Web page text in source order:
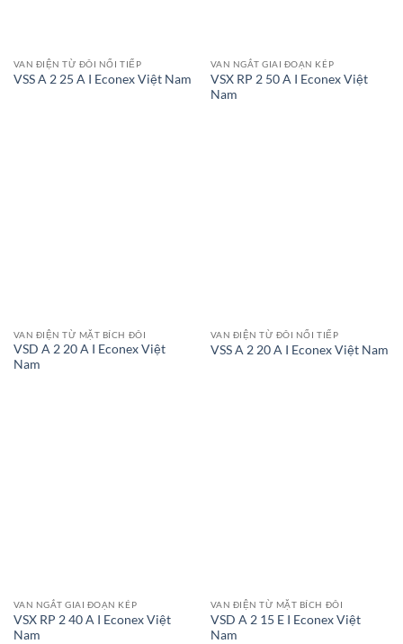
VAN ĐIỆN TỪ ĐÔI NỐI TIẾP
VSS A 2 25 A I Econex Việt Nam
VAN NGẮT GIAI ĐOẠN KÉP
VSX RP 2 50 A I Econex Việt
Nam
VAN ĐIỆN TỪ MẶT BÍCH ĐÔI
VSD A 2 20 A I Econex Việt
Nam
VAN ĐIỆN TỪ ĐÔI NỐI TIẾP
VSS A 2 20 A I Econex Việt Nam
VAN NGẮT GIAI ĐOẠN KÉP
VSX RP 2 40 A I Econex Việt
Nam
VAN ĐIỆN TỪ MẶT BÍCH ĐÔI
VSD A 2 15 E I Econex Việt
Nam